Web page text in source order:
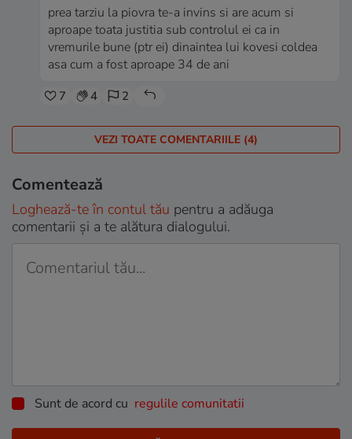
prea tarziu la piovra te-a invins si are acum si
aproape toata justitia sub controlul ei ca in
vremurile bune (ptr ei) dinaintea lui kovesi coldea
asa cum a fost aproape 34 de ani
7 4 2
VEZI TOATE COMENTARIILE (4)
Comentează
Loghează-te în contul tău pentru a adăuga
comentarii și a te alătura dialogului.
Sunt de acord cu regulile comunitatii